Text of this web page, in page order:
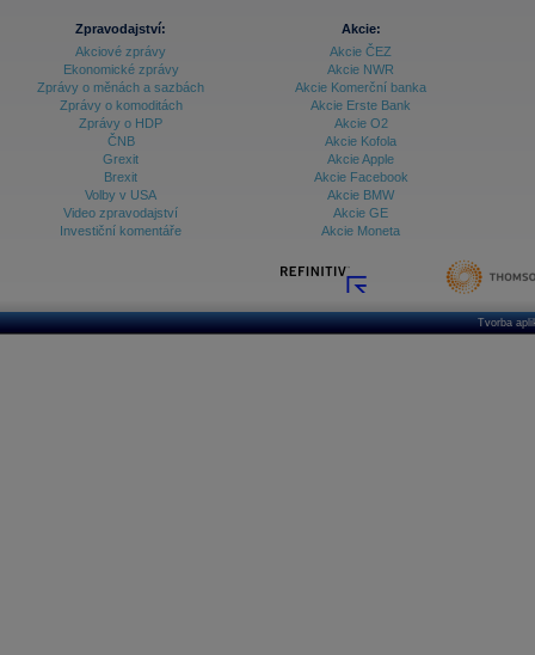
Zpravodajství:
Akciové zprávy
Ekonomické zprávy
Zprávy o měnách a sazbách
Zprávy o komoditách
Zprávy o HDP
ČNB
Grexit
Brexit
Volby v USA
Video zpravodajství
Investiční komentáře
Akcie:
Akcie ČEZ
Akcie NWR
Akcie Komerční banka
Akcie Erste Bank
Akcie O2
Akcie Kofola
Akcie Apple
Akcie Facebook
Akcie BMW
Akcie GE
Akcie Moneta
Tvorba